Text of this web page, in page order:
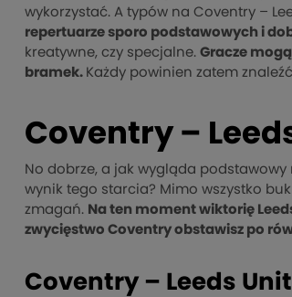
wykorzystać. A typów na Coventry –
repertuarze sporo podstawowych i
kreatywne, czy specjalne. Gracze
bramek. Każdy powinien zatem
Coventry –
No dobrze, a jak wygląda
wynik tego starcia? Mimo wszystko
zmagań. Na ten moment wiktorię
zwycięstwo Coventry obstawisz po
Coventry – Leeds